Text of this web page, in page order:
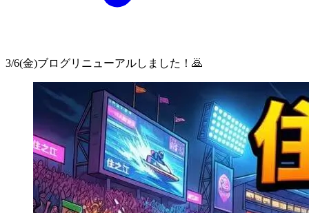
3/6(金)ブログリニューアルしました！🙇